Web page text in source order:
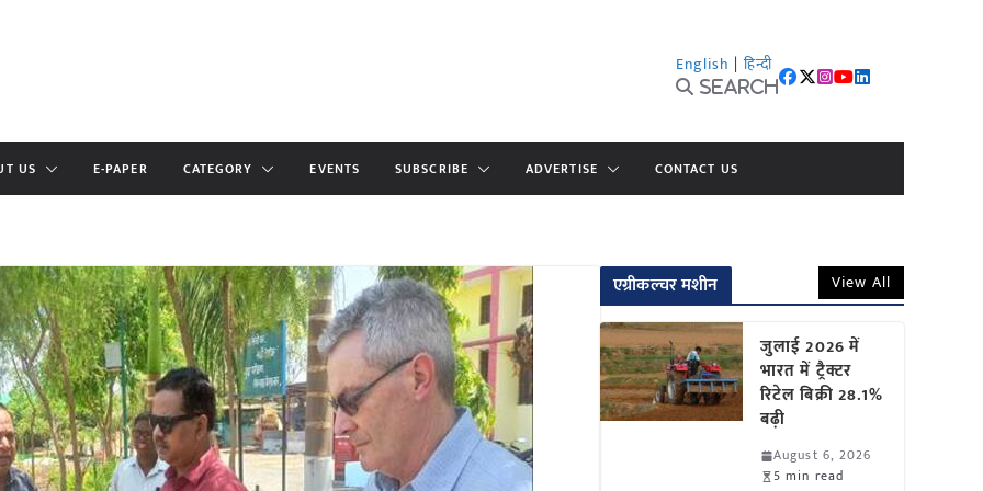
English | हिन्दी
Search
US E-PAPER CATEGORY EVENTS SUBSCRIBE ADVERTISE CONTACT US
एग्रीकल्चर मशीन View All
जुलाई 2026 में
भारत में ट्रैक्टर
रिटेल बिक्री 28.1%
बढ़ी
August 6, 2026
5 min read